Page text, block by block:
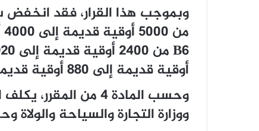
أوقية قديمة إلى 880 أوقية قديمة.
وحسب المادة 4 من
ووزارة التجارة والسياحة